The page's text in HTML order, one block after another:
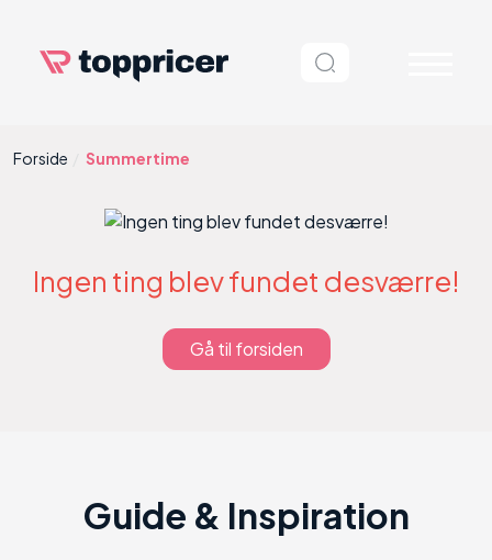
Forside Summertime
Ingen ting blev fundet desværre!
Gå til forsiden
Guide & Inspiration